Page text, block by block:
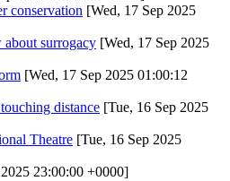
conservation [Wed, 17 Sep 2025
about surrogacy [Wed, 17 Sep 2025
[Wed, 17 Sep 2025 01:00:12
distance [Tue, 16 Sep 2025
Theatre [Tue, 16 Sep 2025
23:00:00 +0000]